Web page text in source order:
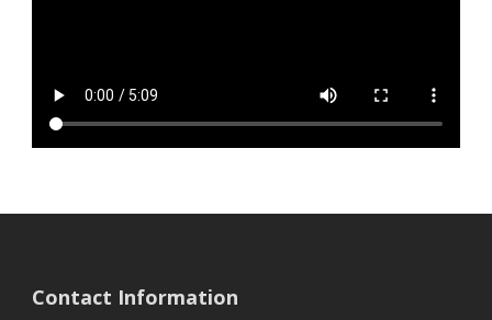
Contact Information